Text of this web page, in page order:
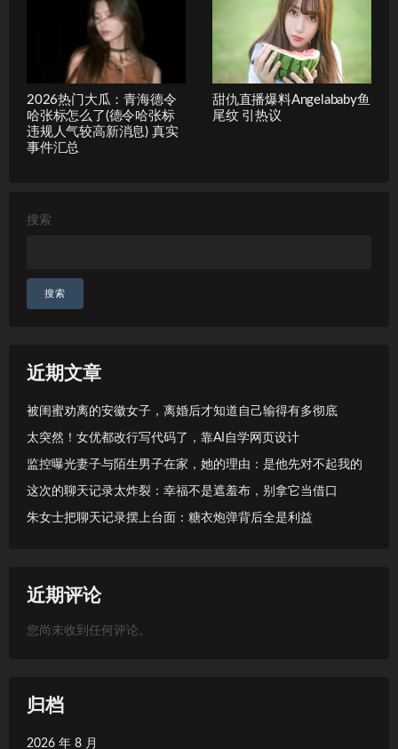
2026热门大瓜：青海德令
哈张标怎么了(德令哈张标
违规人气较高新消息) 真实
事件汇总
甜仇直播爆料Angelababy鱼
尾纹 引热议
搜索
搜索
近期文章
被闺蜜劝离的安徽女子，离婚后才知道自己输得有多彻底
太突然！女优都改行写代码了，靠AI自学网页设计
监控曝光妻子与陌生男子在家，她的理由：是他先对不起我的
这次的聊天记录太炸裂：幸福不是遮羞布，别拿它当借口
朱女士把聊天记录摆上台面：糖衣炮弹背后全是利益
近期评论
您尚未收到任何评论。
归档
2026 年 8 月